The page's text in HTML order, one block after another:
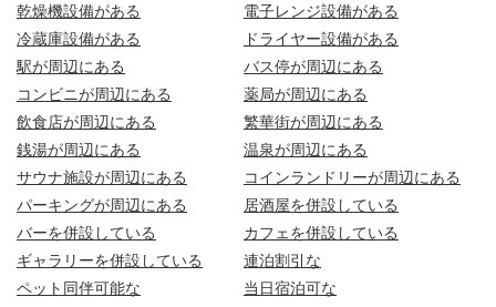
乾燥機設備がある
電子レンジ設備がある
冷蔵庫設備がある
ドライヤー設備がある
駅が周辺にある
バス停が周辺にある
コンビニが周辺にある
薬局が周辺にある
飲食店が周辺にある
繁華街が周辺にある
銭湯が周辺にある
温泉が周辺にある
サウナ施設が周辺にある
コインランドリーが周辺にある
パーキングが周辺にある
居酒屋を併設している
バーを併設している
カフェを併設している
ギャラリーを併設している
連泊割引な
ペット同伴可能な
当日宿泊可な